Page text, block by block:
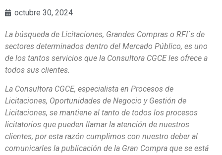
octubre 30, 2024
La búsqueda de Licitaciones, Grandes Compras o RFI´s de
sectores determinados dentro del Mercado Público, es uno
de los tantos servicios que la Consultora CGCE les ofrece a
todos sus clientes.
La Consultora CGCE, especialista en Procesos de
Licitaciones, Oportunidades de Negocio y Gestión de
Licitaciones, se mantiene al tanto de todos los procesos
licitatorios que pueden llamar la atención de nuestros
clientes, por esta razón cumplimos con nuestro deber al
comunicarles la publicación de la Gran Compra que se está